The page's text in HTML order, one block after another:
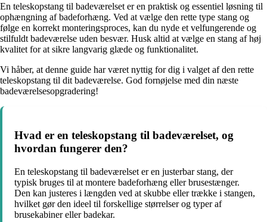
En teleskopstang til badeværelset er en praktisk og essentiel løsning til
ophængning af badeforhæng. Ved at vælge den rette type stang og
følge en korrekt monteringsproces, kan du nyde et velfungerende og
stilfuldt badeværelse uden besvær. Husk altid at vælge en stang af høj
kvalitet for at sikre langvarig glæde og funktionalitet.
Vi håber, at denne guide har været nyttig for dig i valget af den rette
teleskopstang til dit badeværelse. God fornøjelse med din næste
badeværelsesopgradering!
Hvad er en teleskopstang til badeværelset, og
hvordan fungerer den?
En teleskopstang til badeværelset er en justerbar stang, der
typisk bruges til at montere badeforhæng eller brusestænger.
Den kan justeres i længden ved at skubbe eller trække i stangen,
hvilket gør den ideel til forskellige størrelser og typer af
brusekabiner eller badekar.